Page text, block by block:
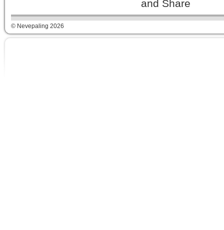
© Nevepaling 2026